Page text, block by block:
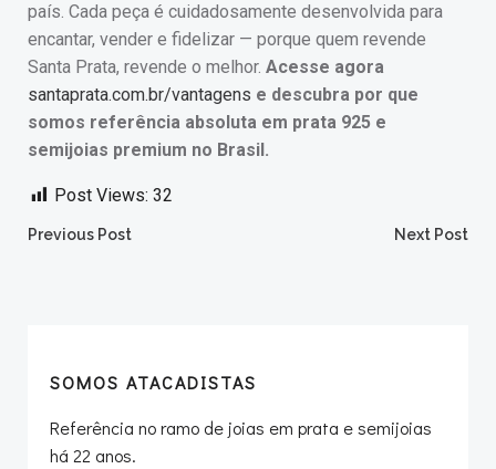
país. Cada peça é cuidadosamente desenvolvida para
encantar, vender e fidelizar — porque quem revende
Santa Prata, revende o melhor. Acesse agora
santaprata.com.br/vantagens e descubra por que
somos referência absoluta em prata 925 e
semijoias premium no Brasil.
Post Views: 32
Post
Previous Post Next Post
SOMOS ATACADISTAS
Referência no ramo de joias em prata e semijoias
há 22 anos.